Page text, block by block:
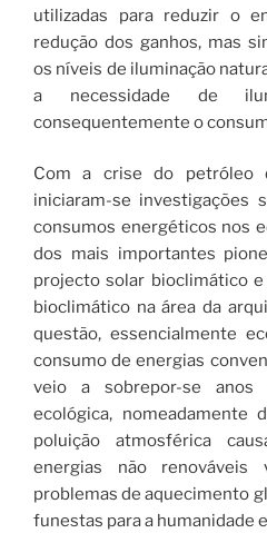
utilizadas para reduzir o
redução dos ganhos, mas
os níveis de iluminação
a necessidade de
consequentemente o
Com a crise do petróleo
iniciaram-se investigações
consumos energéticos nos
dos mais importantes
projecto solar bioclimático
bioclimático na área da
questão, essencialmente
consumo de energias
veio a sobrepor-se
ecológica, nomeadamente
poluição atmosférica
energias não
problemas de aquecimento
funestas para a humanidade